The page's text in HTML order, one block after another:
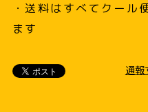
・送料はすべてクール
ます
通報